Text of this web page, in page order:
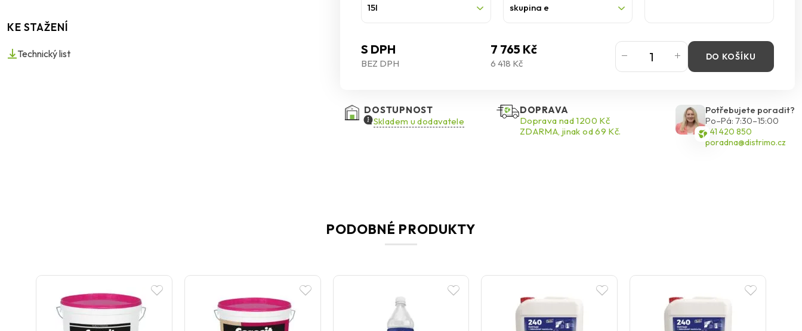
KE STAŽENÍ
Technický list
15l skupina e
S DPH 7 765 Kč
BEZ DPH 6 418 Kč
DO KOŠÍKU
DOSTUPNOST
Skladem u dodavatele
DOPRAVA
Doprava nad 1200 Kč
ZDARMA, jinak od 69 Kč.
Potřebujete poradit?
Po–Pá: 7:30–15:00
541 420 850
poradna@distrimo.cz
PODOBNÉ PRODUKTY